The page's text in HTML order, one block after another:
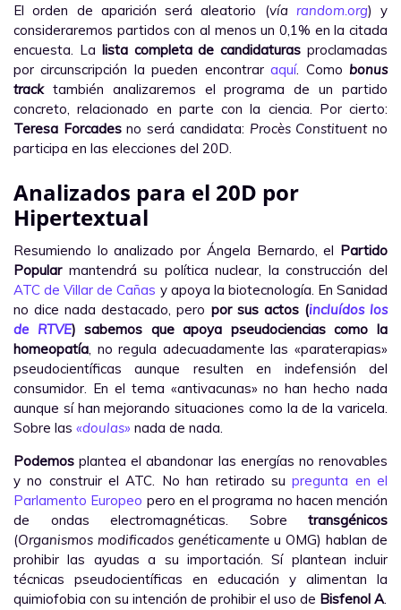
El orden de aparición será aleatorio (vía random.org) y
consideraremos partidos con al menos un 0,1% en la citada
encuesta. La lista completa de candidaturas proclamadas
por circunscripción la pueden encontraraquí. Comobonus
tracktambién analizaremos el programa de un partido
concreto, relacionado en parte con la ciencia. Por cierto:
Teresa Forcadesno será candidata: Procès Constituentno
participa en las elecciones del 20D.
Analizados para el 20D por
Hipertextual
Resumiendo lo analizado por Ángela Bernardo, el Partido
Popularmantendrá su política nuclear, la construcción del
ATC de Villar de Cañas y apoya la biotecnología. En Sanidad
no dice nada destacado, pero por sus actos (incluídos los
de RTVE) sabemos que apoya pseudociencias como la
homeopatía, no regula adecuadamente las «paraterapias»
pseudocientíficas aunque resulten en indefensión del
consumidor. En el tema «antivacunas» no han hecho nada
aunque sí han mejorando situaciones como la de la varicela.
Sobre las «doulas» nada de nada.
Podemos plantea el abandonar las energías no renovables
y no construir el ATC. No han retirado supregunta en el
Parlamento Europeo pero en el programa no hacen mención
de ondas electromagnéticas. Sobre transgénicos
(Organismos modificados genéticamente u OMG) hablan de
prohibir las ayudas a su importación. Sí plantean incluir
técnicas pseudocientíficas en educación y alimentan la
quimiofobia con su intención de prohibir el uso de Bisfenol A.